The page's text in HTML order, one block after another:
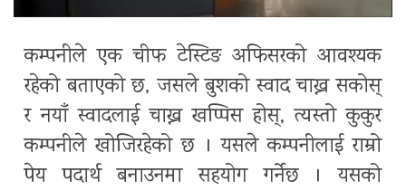
कम्पनीले एक चीफ टेस्टिङ अफिसरको आवश्यक
रहेको बताएको छ, जसले बुशको स्वाद चाख्न सकोस्
र नयाँ स्वादलाई चाख्न खप्पिस होस्, त्यस्तो कुकुर
कम्पनीले खोजिरहेको छ । यसले कम्पनीलाई राम्रो
पेय पदार्थ बनाउनमा सहयोग गर्नेछ । यसको